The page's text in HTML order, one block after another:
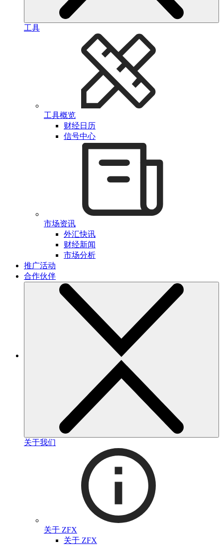
工具
工具概览
财经日历
信号中心
市场资讯
外汇快讯
财经新闻
市场分析
推广活动
合作伙伴
关于我们
关于 ZFX
关于 ZFX